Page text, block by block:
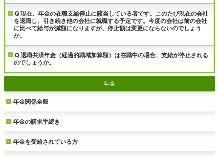
Q 現在、年金の在職支給停止に該当している者です。このたび現在の会社
を退職し、引き続き他の会社に就職する予定です。今度の会社は前の会社
に比べて給与が減額になりますが、停止額は変更にならないのでしょう
か。
Q 退職共済年金（経過的職域加算額）は在職中の場合、支給が停止される
のでしょうか。
年金
年金関係全般
年金の請求手続き
年金を受給されている方